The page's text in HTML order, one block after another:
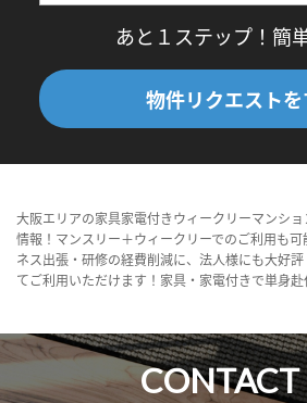
あと１ステップ！簡
物件リクエストを
大阪エリアの家具家電付きウィークリーマンシ
情報！マンスリー＋ウィークリーでのご利用も
ネス出張・研修の経費削減に、法人様にも大好
てご利用いただけます！家具・家電付きで単身赴
CONTACT